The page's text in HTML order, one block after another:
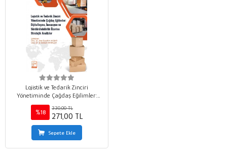
Lojistik ve Tedarik Zinciri
Yönetiminde Çağdaş Eğilimler:
Dijitalleşme, İnovasyon ve
Sürdürülebilirlik Üzerine Stratejik
Analizler
%18
330,00 TL
271,00 TL
Sepete Ekle